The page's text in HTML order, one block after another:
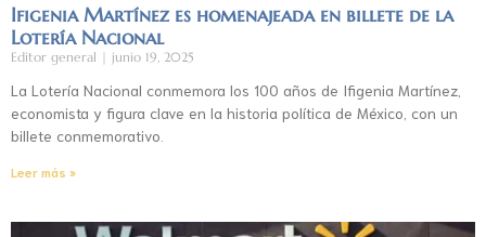
Ifigenia Martínez es homenajeada en billete de la
Lotería Nacional
Editor general junio 19, 2025
La Lotería Nacional conmemora los 100 años de Ifigenia Martínez,
economista y figura clave en la historia política de México, con un
billete conmemorativo.
Leer más »